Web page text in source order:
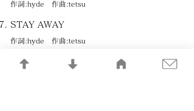
作詞:hyde 作曲:tetsu
STAY AWAY
作詞:hyde 作曲:tetsu
ROUTE 666